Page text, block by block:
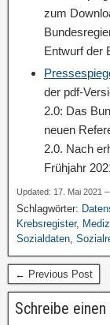
zum
Entwurf der
der pdf-
2.0: Das
neuen
2.0. Nach
Frühjahr
Updated: 17. Mai 2021
Schlagwörter:
Krebsregister,
Sozialdaten,
← Previous Post
Schreibe